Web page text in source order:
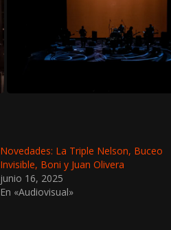
Novedades: La Triple Nelson, Buceo
Invisible, Boni y Juan Olivera
junio 16, 2025
En «Audiovisual»